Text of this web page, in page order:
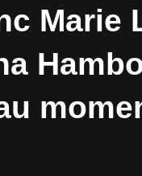
Marie